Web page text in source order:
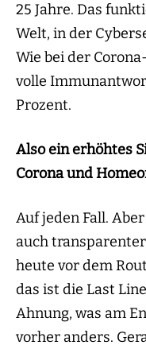
25 Jahre. Das
Welt, in der
Wie bei der
volle
Prozent.
Also ein erhöhtes
Corona und
Auf jeden Fall.
auch
heute vor dem
das ist die Last
Ahnung, was am
vorher anders.